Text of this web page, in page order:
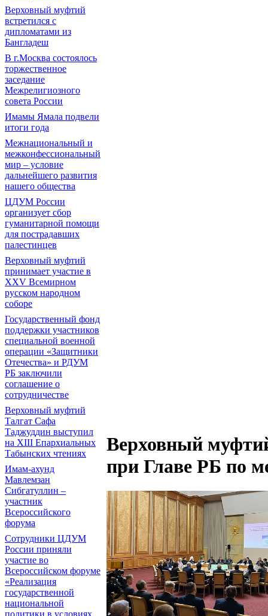
Верховный муфтий
встретился с
дипломатами из
Бангладеш
В г.Москва состоялось
торжественное
заседание
Межрелигиозного
совета России
Имамы Ямала подвели
итоги года
Межнациональный и
межконфессиональный
мир – условие
дальнейшего развития
нашего общества
ЦДУМ России
организует сбор
гуманитарной помощи
для пострадавших
палестинцев
Верховный муфтий
принимает участие в
XXV Всемирном
русском народном
соборе
Государственный фонд
поддержки участников
специальной военной
операции «Защитники
Отечества» и РДУМ
РБ заключили
соглашение о
сотрудничестве
Верховный муфтий
Талгат Сафа
Таджуддин выступил
на ХIII Епархиальных
Табынских чтениях
Имам-ахунд
Мавлемзан
Сибгатуллин –
участник
Всероссийского
форума
Сотрудники ЦДУМ
России приняли
участие во
Всероссийском форуме
«Реализация
государственной
национальной
политики в условиях
Верховный
при Главе РБ по